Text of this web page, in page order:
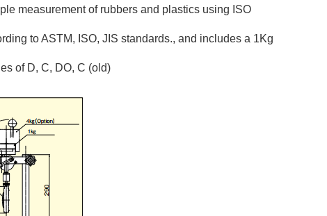
measurement of rubbers and plastics using ISO
to ASTM, ISO, JIS standards., and includes a 1Kg
of D, C, DO, C (old)